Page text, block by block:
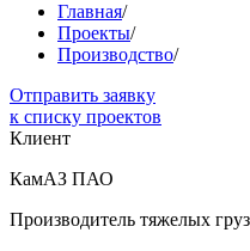
Главная/
Проекты/
Производство/
Отправить заявку
к списку проектов
Клиент
КамАЗ ПАО
Производитель тяжелых